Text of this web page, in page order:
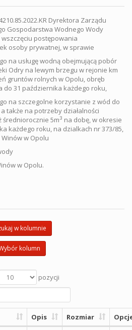
Dyrektora Zarządu
Gospodarstwa Wodnego Wody
wszczęciu postępowania
osoby prywatnej, w sprawie
na usługę wodną obejmującą pobór
Odry na lewym brzegu w rejonie km
gruntów rolnych w Opolu, obręb
do 31 października każdego roku,
na szczegolne korzystanie z wód do
także na potrzeby działalności
średniorocznie 5m3 na dobę, w okresie
każdego roku, na dzialkach nr 373/85,
w Opolu
w Opolu.
w kolumnie
kolumn
pozycji
Opis Rozmiar